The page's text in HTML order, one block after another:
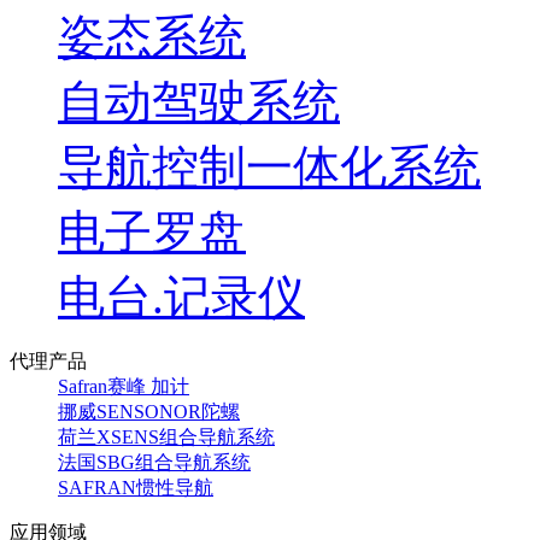
姿态系统
自动驾驶系统
导航控制一体化系统
电子罗盘
电台.记录仪
代理产品
Safran赛峰 加计
挪威SENSONOR陀螺
荷兰XSENS组合导航系统
法国SBG组合导航系统
SAFRAN惯性导航
应用领域